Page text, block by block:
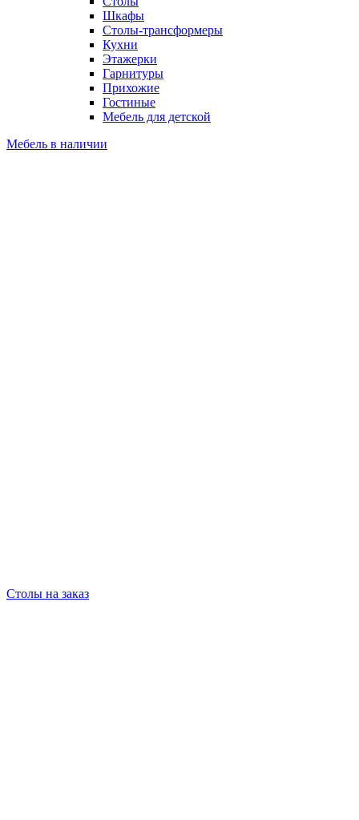
Шкафы
Столы-трансформеры
Кухни
Этажерки
Гарнитуры
Прихожие
Гостиные
Мебель для детской
Мебель в наличии
Столы на заказ